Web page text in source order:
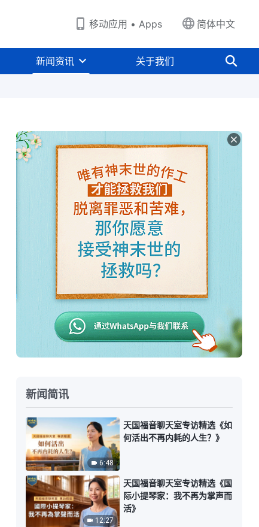
移动应用 • Apps 简体中文
新闻资讯 关于我们
新闻简讯
6:48
天国福音聊天室专访精选《如
何活出不再内耗的人生？》
12:27
天国福音聊天室专访精选《国
际小提琴家：我不再为掌声而
活》